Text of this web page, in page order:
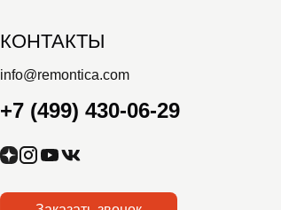
КОНТАКТЫ
info@remontica.com
+7 (499) 430-06-29